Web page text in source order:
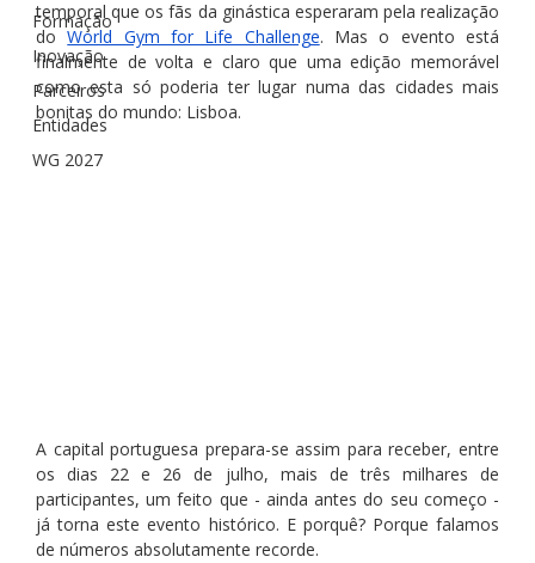
Formação
Inovação
Parceiros
Entidades
WG 2027
temporal que os fãs da ginástica esperaram pela realização
do World Gym for Life Challenge. Mas o evento está
finalmente de volta e claro que uma edição memorável
como esta só poderia ter lugar numa das cidades mais
bonitas do mundo: Lisboa.
A capital portuguesa prepara-se assim para receber, entre
os dias 22 e 26 de julho, mais de três milhares de
participantes, um feito que - ainda antes do seu começo -
já torna este evento histórico. E porquê? Porque falamos
de números absolutamente recorde.